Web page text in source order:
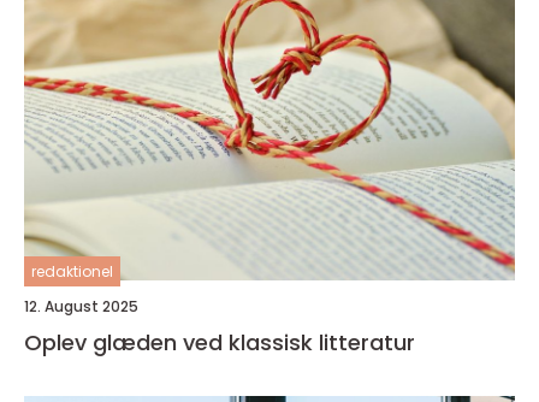
redaktionel
12. August 2025
Oplev glæden ved klassisk litteratur